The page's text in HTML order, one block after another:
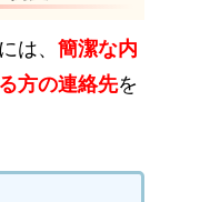
は、 簡潔な内
方の連絡先を